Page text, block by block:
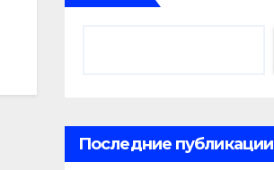
Последние публикации